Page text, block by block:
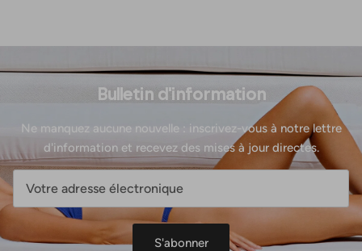
Bulletin d'information
Ne manquez aucune nouvelle : inscrivez-vous à notre lettre
d'information et recevez des mises à jour directes.
S'abonner